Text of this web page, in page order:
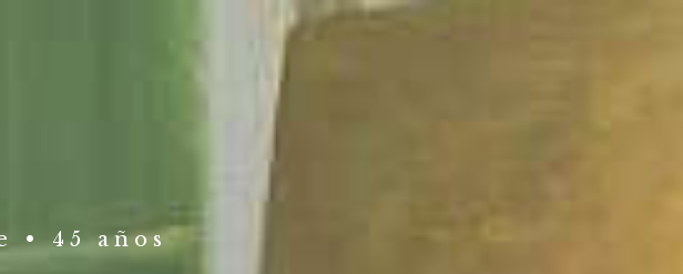
• 45 años